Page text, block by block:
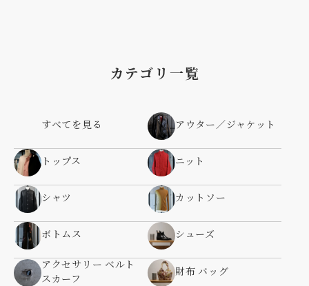
カテゴリ一覧
すべてを見る アウター／ジャケット
トップス ニット
シャツ カットソー
ボトムス シューズ
アクセサリー ベルト
スカーフ
財布 バッグ